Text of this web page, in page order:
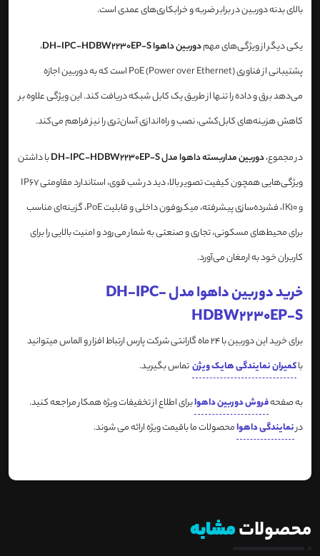
بالای بدنه دوربین در برابر ضربه و خرابکاری‌های عمدی است.
یکی دیگر از ویژگی‌های مهمدوربین داهوا DH-IPC-HDBW2230EP-S
،
پشتیبانی از فناوری PoE (Power over Ethernet) است که به دوربین اجازه
می‌دهد برق و داده را تنها از طریق یک کابل شبکه دریافت کند. این ویژگی علاوه بر
کاهش هزینه‌های کابل‌کشی، نصب و راه‌اندازی آسان‌تری را نیز فراهم می‌کند.
در مجموع،دوربین مداربسته داهوا مدل DH-IPC-HDBW2230EP-S
با داشتن
ویژگی‌هایی همچون کیفیت تصویر بالا، دید در شب قوی، استاندارد مقاومتی IP67
و IK10، فشرده‌سازی پیشرفته، میکروفون داخلی و قابلیت PoE، گزینه‌ای مناسب
برای محیط‌های مسکونی، تجاری و صنعتی به شمار می‌رود و امنیت بالایی را برای
کاربران خود به ارمغان می‌آورد.
خرید دوربین داهوا مدل DH-IPC-
HDBW2230EP-S
برای خرید این دوربین با 24 ماه گارانتی شرکت پارس ارتباط افزار و الماس میتوانید
باکمیران نمایندگی هایک ویژنتماس بگیرید.
به صفحهفروش دوربین داهوابرای اطلاع از تخفیفات ویژه همکار مراجعه کنید.
درنمایندگی داهوامحصولات ما باقیمت ویژه ارائه می شوند.
محصولاتمشابه